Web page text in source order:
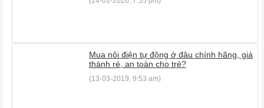
Mua nôi điện tự động ở đâu chính hãng, giá
thành rẻ, an toàn cho trẻ?
(13-03-2019, 9:53 am)